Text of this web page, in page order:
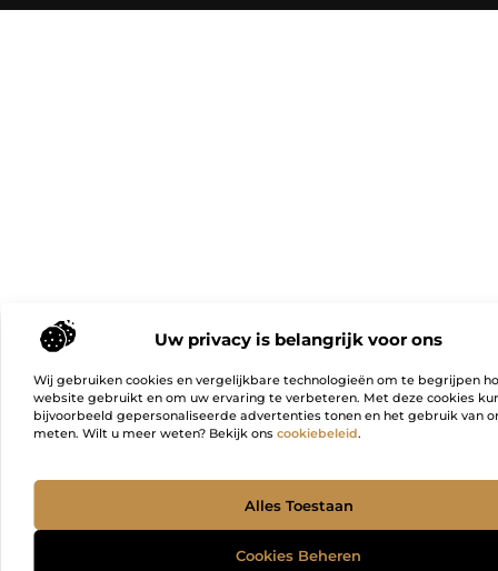
Uw privacy is belangrijk voor ons
Wij gebruiken cookies en vergelijkbare technologieën om te begrijpen
website gebruikt en om uw ervaring te verbeteren. Met deze cookies
bijvoorbeeld gepersonaliseerde advertenties tonen en het gebruik van
meten. Wilt u meer weten? Bekijk ons cookiebeleid.
Alles Toestaan
Cookies Beheren